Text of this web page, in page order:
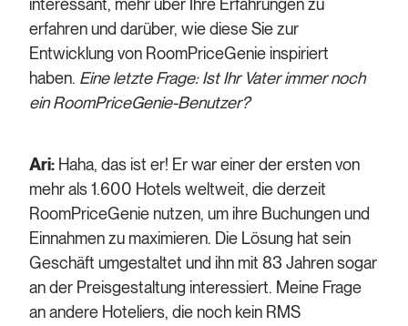
interessant, mehr über Ihre Erfahrungen zu
erfahren und darüber, wie diese Sie zur
Entwicklung von RoomPriceGenie inspiriert
haben. Eine letzte Frage: Ist Ihr Vater immer noch
ein RoomPriceGenie-Benutzer?
Ari: Haha, das ist er! Er war einer der ersten von
mehr als 1.600 Hotels weltweit, die derzeit
RoomPriceGenie nutzen, um ihre Buchungen und
Einnahmen zu maximieren. Die Lösung hat sein
Geschäft umgestaltet und ihn mit 83 Jahren sogar
an der Preisgestaltung interessiert. Meine Frage
an andere Hoteliers, die noch kein RMS